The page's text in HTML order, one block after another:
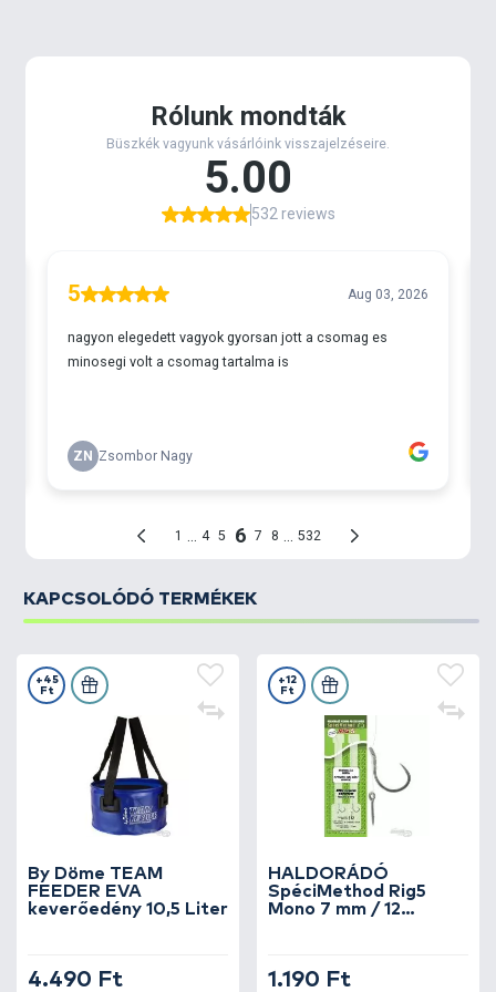
A jól tapadó, darabos eledelből készült gombóc
Sinking - Fokhagymás hal
. Ha szeretnénk tovább
tuningolni a kosár tartalmát, akkor a
Pellet Spray - Chili & Fokhagymalehet
Fűszeres összeállítás nagy pontyok horgászatához
- 1 csg Magyar Betyár
- 1 csg Carp Micro Pellet - Aqua Garant Pellet Uni 4
- plusz aroma: 4S Method Pellet Spray - Chili &
Fokhagyma
A recept hozzávalóit egész, bontatlan
KAPCSOLÓDÓ TERMÉKEK
By Döme TEAM
FEEDER EVA
keverőedény 10,5 Liter
+45
Ft
4.490 Ft
HALDORÁDÓ
SpéciMethod Rig5
Mono 7 mm / 12
+12
Ft
1.190 Ft